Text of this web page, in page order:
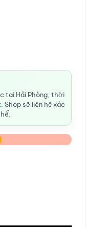
tại Hải Phòng, thời
. Shop sẽ liên hệ xác